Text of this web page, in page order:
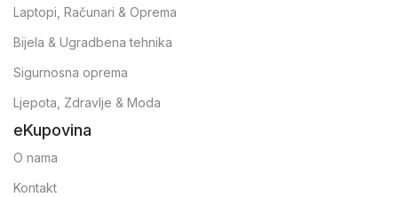
Laptopi, Računari & Oprema
Bijela & Ugradbena tehnika
Sigurnosna oprema
Ljepota, Zdravlje & Moda
eKupovina
O nama
Kontakt